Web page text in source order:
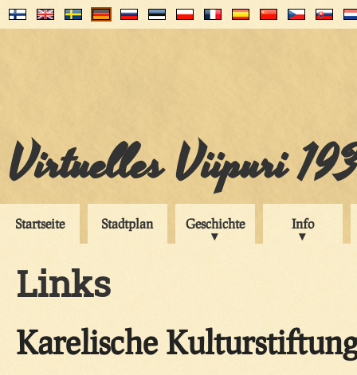
Virtuelles Viipuri
Startseite Stadtplan Geschichte Info
Links
Karelische